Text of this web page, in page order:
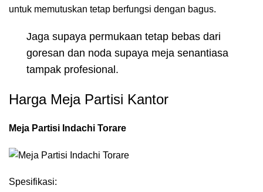
untuk memutuskan tetap berfungsi dengan bagus.
Jaga supaya permukaan tetap bebas dari
goresan dan noda supaya meja senantiasa
tampak profesional.
Harga Meja Partisi Kantor
Meja Partisi Indachi Torare
Spesifikasi: